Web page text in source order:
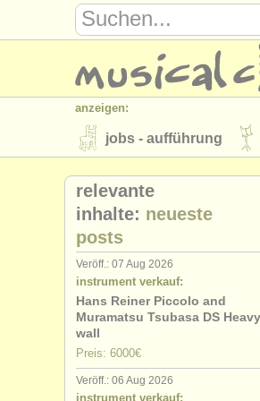
anzeigen:
jobs - aufführung
instrumentenverkauf
verzeichnisse:
orchester
musicalchairs:
über musicalchairs
verlage:
relevante
inhalte: neueste
posts
Veröff.: 07 Aug 2026
instrument verkauf:
Hans Reiner Piccolo and
Muramatsu Tsubasa DS Heavy
wall
Preis: 6000€
Veröff.: 06 Aug 2026
instrument verkauf: